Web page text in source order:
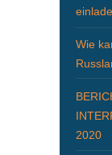
Wie
2020